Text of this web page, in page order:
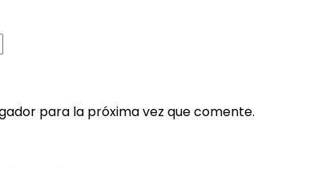
para la próxima vez que comente.